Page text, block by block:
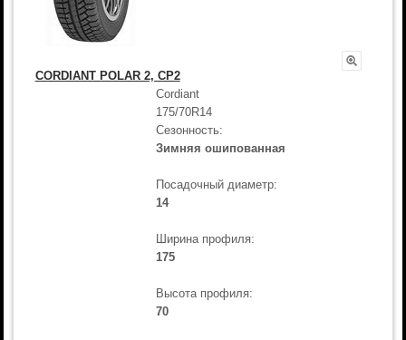
CORDIANT POLAR 2, CP2
Cordiant
175/70R14
Сезонность:
Зимняя ошипованная
Посадочный диаметр:
14
Ширина профиля:
175
Высота профиля:
70